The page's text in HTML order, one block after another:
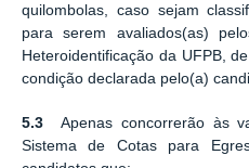
quilombolas, caso sejam
para serem avaliados(as)
Heteroidentificação da UFPB,
condição declarada pelo(a)
5.3 Apenas concorrerão às
Sistema de Cotas para